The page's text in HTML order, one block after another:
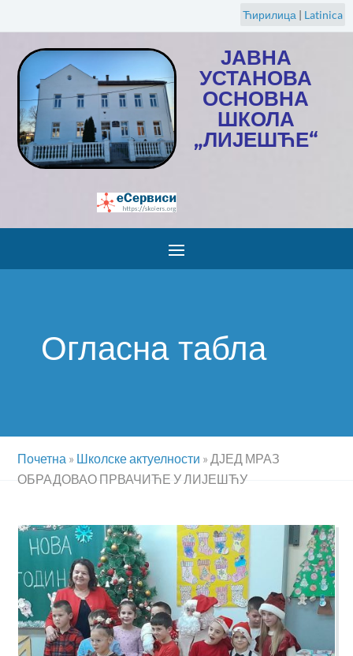
Ћирилица | Latinica
ЈАВНА
УСТАНОВА
ОСНОВНА
ШКОЛА
„ЛИЈЕШЋЕ“
Огласна табла
Почетна » Школске актуелности »ДЈЕД МРАЗ
ОБРАДОВАО ПРВАЧИЋЕ У ЛИЈЕШЋУ